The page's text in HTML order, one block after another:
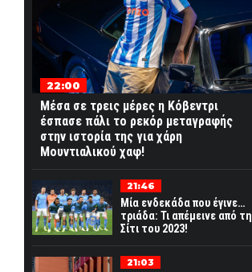
22:00
Μέσα σε τρεις μέρες η Κόβεντρι
έσπασε πάλι το ρεκόρ μεταγραφής
στην ιστορία της για χάρη
Μουντιαλικού χαφ!
21:46
Μία ενδεκάδα που έγινε…
τριάδα: Τι απέμεινε από τη
Σίτι του 2023!
21:03